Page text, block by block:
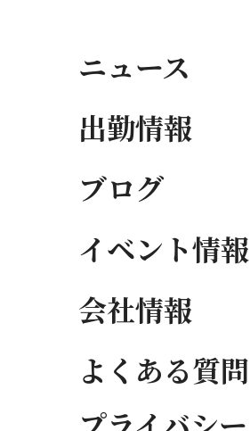
ニュース
出勤情報
ブログ
イベント情報
会社情報
よくある質問